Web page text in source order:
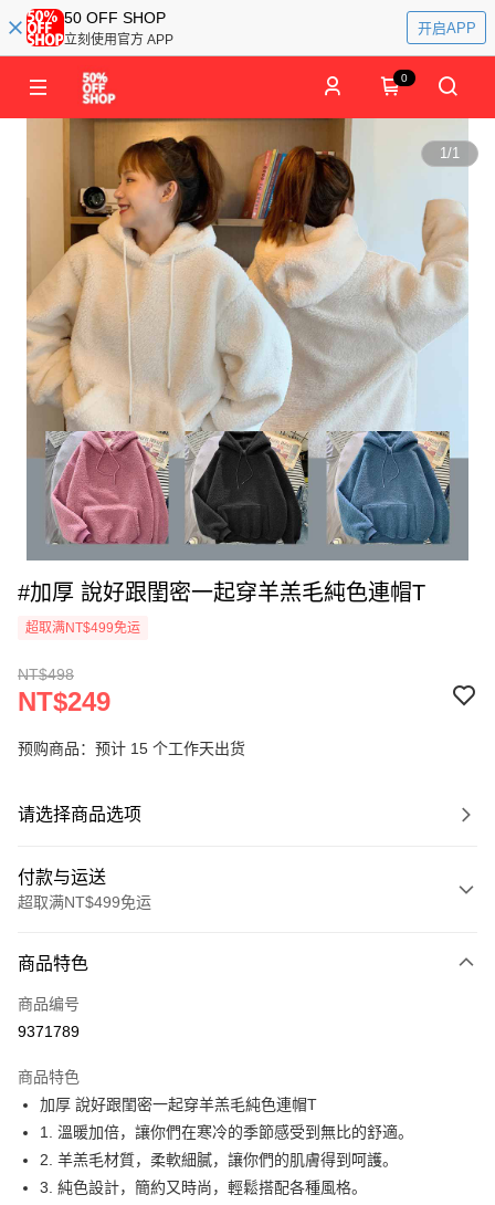
50 OFF SHOP
立刻使用官方 APP
开启APP
0
1/1
#加厚 說好跟閨密一起穿羊羔毛純色連帽T
超取满NT$499免运
NT$498
NT$249
预购商品：预计 15 个工作天出货
请选择商品选项
付款与运送
超取满NT$499免运
信用卡一次付款
超商取货付款
Apple Pay
街口支付
悠遊付
商品特色
商品编号
9371789
商品特色
加厚 說好跟閨密一起穿羊羔毛純色連帽T
1. 溫暖加倍，讓你們在寒冷的季節感受到無比的舒適。
2. 羊羔毛材質，柔軟細膩，讓你們的肌膚得到呵護。
3. 純色設計，簡約又時尚，輕鬆搭配各種風格。